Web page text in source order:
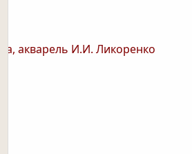
акварель И.И. Ликоренко